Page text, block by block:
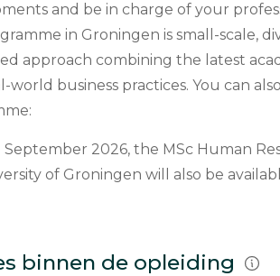
and be in charge of your
in Groningen is small-scale,
approach combining the latest
world business practices. You can
2026, the MSc Human
of Groningen will also be
binnen de opleiding